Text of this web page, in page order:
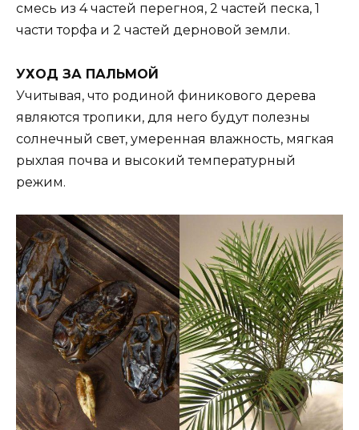
смесь из 4 частей перегноя, 2 частей песка, 1
части торфа и 2 частей дерновой земли.
УХОД ЗА ПАЛЬМОЙ
Учитывая, что родиной финикового дерева
являются тропики, для него будут полезны
солнечный свет, умеренная влажность, мягкая
рыхлая почва и высокий температурный
режим.